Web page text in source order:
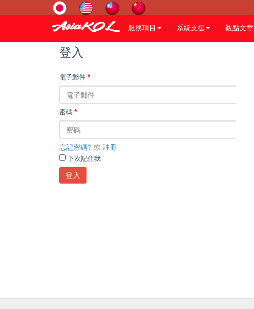
服務項目 系統支援 觀點文章
登入
電子郵件 *
密碼 *
忘記密碼? 或 註冊
下次記住我
登入